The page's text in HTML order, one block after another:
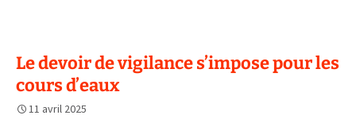
Le devoir de vigilance s’impose pour les
cours d’eaux
11 avril 2025